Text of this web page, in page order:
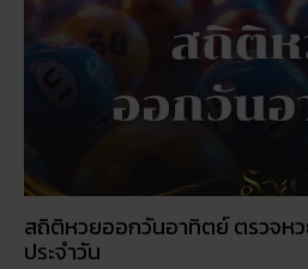
สถิติหวยออกวันอาทิตย์ ตรวจห
ประจำวัน